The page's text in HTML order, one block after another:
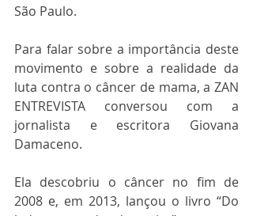
São Paulo.
Para falar sobre a importância deste
movimento e sobre a realidade da
luta contra o câncer de mama, a ZAN
ENTREVISTA conversou com a
jornalista e escritora Giovana
Damaceno.
Ela descobriu o câncer no fim de
2008 e, em 2013, lançou o livro “Do